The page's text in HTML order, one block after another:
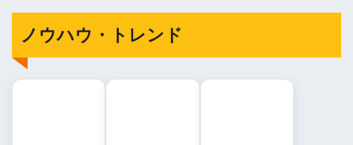
ノウハウ・トレンド